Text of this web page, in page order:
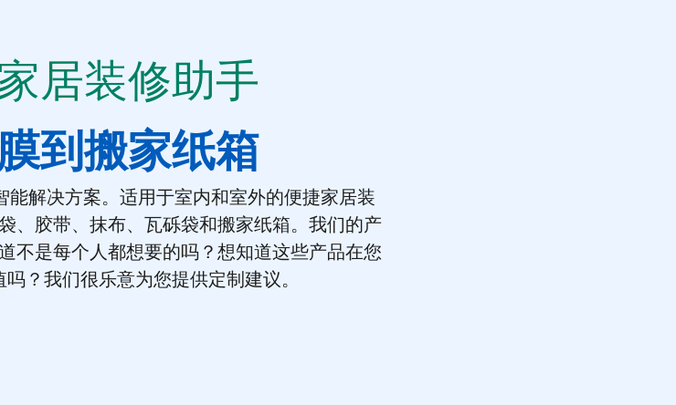
居装修助手
到搬家纸箱
解决方案。适用于室内和室外的便捷家居装
、胶带、抹布、瓦砾袋和搬家纸箱。我们的产
不是每个人都想要的吗？想知道这些产品在您
？我们很乐意为您提供定制建议。